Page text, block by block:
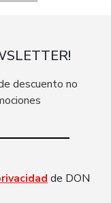
descuento no
de DON